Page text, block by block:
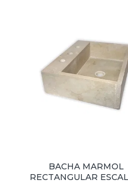
BACHA MARMOL
RECTANGULAR